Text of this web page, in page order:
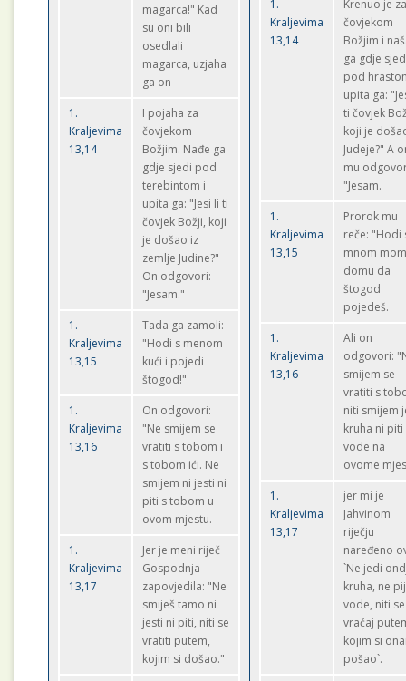
magarca!" Kad
su oni bili
osedlali
magarca, uzjaha
ga on
1.
Kraljevima
13,14
I pojaha za
čovjekom
Božjim. Nađe ga
gdje sjedi pod
terebintom i
upita ga: "Jesi li ti
čovjek Božji, koji
je došao iz
zemlje Judine?"
On odgovori:
"Jesam."
1.
Kraljevima
13,15
Tada ga zamoli:
"Hodi s menom
kući i pojedi
štogod!"
1.
Kraljevima
13,16
On odgovori:
"Ne smijem se
vratiti s tobom i
s tobom ići. Ne
smijem ni jesti ni
piti s tobom u
ovom mjestu.
1.
Kraljevima
13,17
Jer je meni riječ
Gospodnja
zapovjedila: "Ne
smiješ tamo ni
jesti ni piti, niti se
vratiti putem,
kojim si došao."
1.
Kraljevima
13,14
Krenuo je
čovjekom
Božjim i
ga gdje
pod
upita ga:
ti čovjek
koji je
Judeje?" A
mu
"Jesam.
1.
Kraljevima
13,15
Prorok mu
reče: "Hodi
mnom
domu da
štogod
pojedeš.
1.
Kraljevima
13,16
Ali on
odgovori:
smijem se
vratiti s
niti smijem
kruha ni piti
vode na
ovome
1.
Kraljevima
13,17
jer mi je
Jahvinom
riječju
naređeno
`Ne jedi
kruha, ne pij
vode, niti se
vraćaj
kojim si
pošao`.